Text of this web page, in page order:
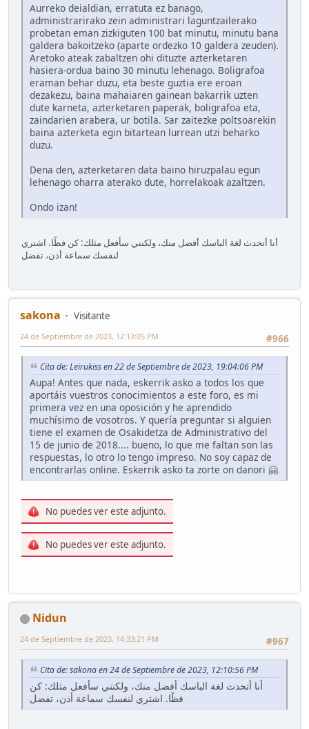
Aurreko deialdian, erratuta ez banago,
administrarirako zein administrari laguntzailerako
probetan eman zizkiguten 100 bat minutu, minutu bana
galdera bakoitzeko (aparte ordezko 10 galdera zeuden).
Aretoko ateak zabaltzen ohi dituzte azterketaren
hasiera-ordua baino 30 minutu lehenago. Boligrafoa
eraman behar duzu, eta beste guztia ere eroan
dezakezu, baina mahaiaren gainean bakarrik uzten
dute karneta, azterketaren paperak, boligrafoa eta,
zaindarien arabera, ur botila. Sar zaitezke poltsoarekin
baina azterketa egin bitartean lurrean utzi beharko
duzu.
Dena den, azterketaren data baino hiruzpalau egun
lehenago oharra aterako dute, horrelakoak azaltzen.
Ondo izan!
أنا أتحدث لغة الباسك أفضل منك، ولكنني سأفعل مثلك: كن فظًا. اشتري
لنفسك سماعة أذن، تفضل
sakona
Visitante
#966
24 de Septiembre de 2023, 12:13:05 PM
Cita de: Leirukiss en 22 de Septiembre de 2023, 19:04:06 PM
Aupa! Antes que nada, eskerrik asko a todos los que
aportáis vuestros conocimientos a este foro, es mi
primera vez en una oposición y he aprendido
muchísimo de vosotros. Y quería preguntar si alguien
tiene el examen de Osakidetza de Administrativo del
15 de junio de 2018.... bueno, lo que me faltan son las
respuestas, lo otro lo tengo impreso. No soy capaz de
encontrarlas online. Eskerrik asko ta zorte on danori 🤗
No puedes ver este adjunto.
No puedes ver este adjunto.
Nidun
#967
24 de Septiembre de 2023, 14:33:21 PM
Cita de: sakona en 24 de Septiembre de 2023, 12:10:56 PM
أنا أتحدث لغة الباسك أفضل منك، ولكنني سأفعل مثلك: كن
فظًا. اشتري لنفسك سماعة أذن، تفضل